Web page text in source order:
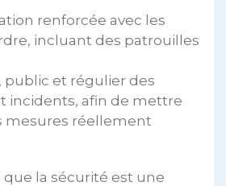
renforcée avec les
incluant des patrouilles
public et régulier des
incidents, afin de mettre
mesures réellement
que la sécurité est une